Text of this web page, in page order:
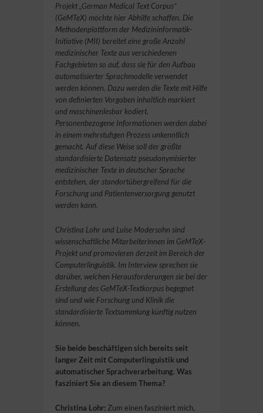
Projekt „German Medical Text Corpus“
(GeMTeX) möchte hier Abhilfe schaffen. Die
Methodenplattform der Medizininformatik-
Initiative (MII) bereitet eine große Anzahl
medizinischer Texte aus verschiedenen
Fachgebieten so auf, dass sie für den Aufbau
automatisierter Sprachmodelle verwendet
werden können. Dazu werden die Texte mit Hilfe
von definierten Vorgaben inhaltlich markiert
und maschinenlesbar kodiert.
Personenbezogene Informationen werden dabei
in einem mehrstufigen Prozess unkenntlich
gemacht. Auf diese Weise soll der größte
standardisierte Datensatz pseudonymisierter
medizinischer Texte in deutscher Sprache
entstehen, der standortübergreifend für die
Forschung und Patientenversorgung genutzt
werden kann.
Christina Lohr und Luise Modersohn sind
wissenschaftliche Mitarbeiterinnen im GeMTeX-
Projekt und promovieren derzeit im Bereich der
Computerlinguistik. Im Interview sprechen sie
darüber, welchen Herausforderungen sie bei der
Erstellung des GeMTeX-Textkorpus begegnet
sind und wie Forschung und Klinik die
standardisierte Textsammlung künftig nutzen
können.
Sie beide beschäftigen sich bereits seit
langer Zeit mit Computerlinguistik und
automatischer Sprachverarbeitung. Was
fasziniert Sie an diesem Thema?
Christina Lohr: Zum einen fasziniert mich,